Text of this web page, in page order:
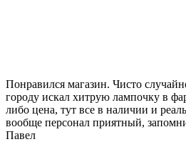
Понравился магазин. Чисто
городу искал хитрую лампочку в
либо цена, тут все в наличии и
вообще персонал приятный,
Павел